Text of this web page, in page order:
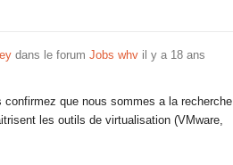
dans le forum Jobs whv il y a 18 ans
que nous sommes a la recherche
les outils de virtualisation (VMware,